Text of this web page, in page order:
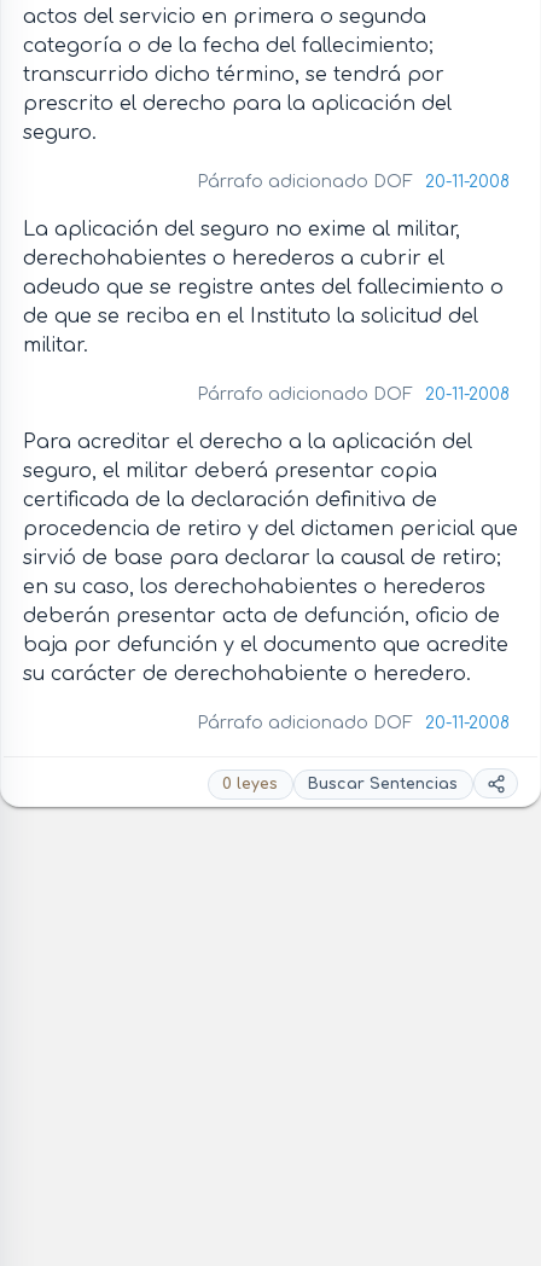
actos del servicio en primera o segunda
categoría o de la fecha del fallecimiento;
transcurrido dicho término, se tendrá por
prescrito el derecho para la aplicación del
seguro.
Párrafo adicionado DOF 20-11-2008
La aplicación del seguro no exime al militar,
derechohabientes o herederos a cubrir el
adeudo que se registre antes del fallecimiento o
de que se reciba en el Instituto la solicitud del
militar.
Párrafo adicionado DOF 20-11-2008
Para acreditar el derecho a la aplicación del
seguro, el militar deberá presentar copia
certificada de la declaración definitiva de
procedencia de retiro y del dictamen pericial que
sirvió de base para declarar la causal de retiro;
en su caso, los derechohabientes o herederos
deberán presentar acta de defunción, oficio de
baja por defunción y el documento que acredite
su carácter de derechohabiente o heredero.
Párrafo adicionado DOF 20-11-2008
0 leyes Buscar Sentencias